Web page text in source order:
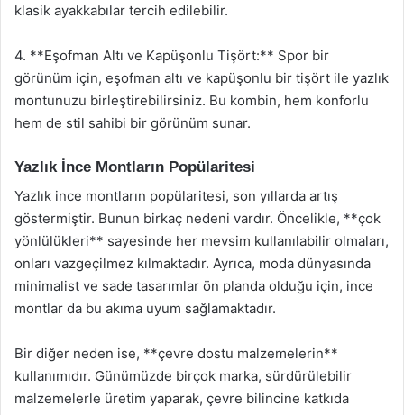
klasik ayakkabılar tercih edilebilir.
4. **Eşofman Altı ve Kapüşonlu Tişört:** Spor bir
görünüm için, eşofman altı ve kapüşonlu bir tişört ile yazlık
montunuzu birleştirebilirsiniz. Bu kombin, hem konforlu
hem de stil sahibi bir görünüm sunar.
Yazlık İnce Montların Popülaritesi
Yazlık ince montların popülaritesi, son yıllarda artış
göstermiştir. Bunun birkaç nedeni vardır. Öncelikle, **çok
yönlülükleri** sayesinde her mevsim kullanılabilir olmaları,
onları vazgeçilmez kılmaktadır. Ayrıca, moda dünyasında
minimalist ve sade tasarımlar ön planda olduğu için, ince
montlar da bu akıma uyum sağlamaktadır.
Bir diğer neden ise, **çevre dostu malzemelerin**
kullanımıdır. Günümüzde birçok marka, sürdürülebilir
malzemelerle üretim yaparak, çevre bilincine katkıda